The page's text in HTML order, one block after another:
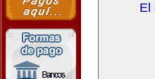
El